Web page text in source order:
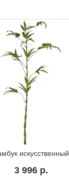
искусственный
3 996 р.